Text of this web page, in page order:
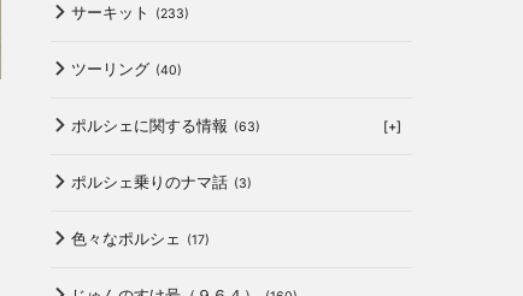
サーキット (233)
ツーリング (40)
ポルシェに関する情報 (63) [+]
ポルシェ乗りのナマ話 (3)
色々なポルシェ (17)